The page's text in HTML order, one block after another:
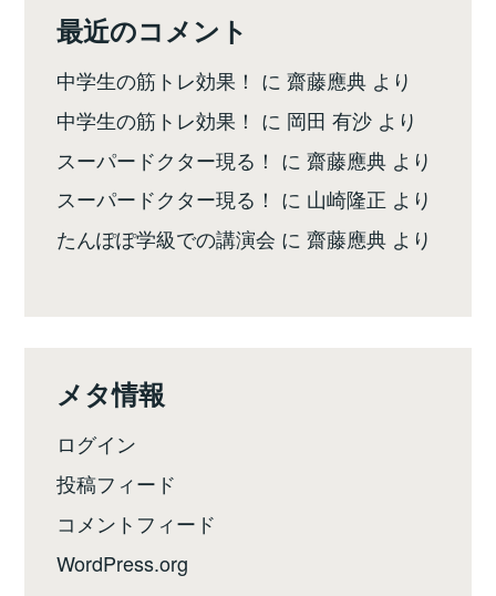
最近のコメント
中学生の筋トレ効果！ に齋藤應典 より
中学生の筋トレ効果！ に 岡田 有沙 より
スーパードクター現る！ に齋藤應典 より
スーパードクター現る！ に 山崎隆正 より
たんぽぽ学級での講演会 に齋藤應典 より
メタ情報
ログイン
投稿フィード
コメントフィード
WordPress.org